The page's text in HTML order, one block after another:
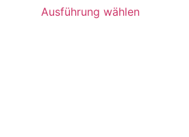
Ausführung wählen